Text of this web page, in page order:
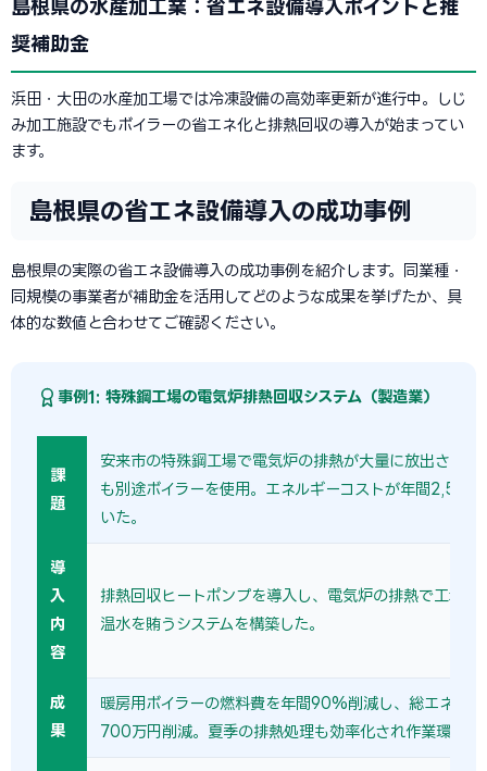
島根県の水産加工業：省エネ設備導入ポイントと推
奨補助金
浜田・大田の水産加工場では冷凍設備の高効率更新が進行中。しじ
み加工施設でもボイラーの省エネ化と排熱回収の導入が始まってい
ます。
島根県の省エネ設備導入の成功事例
島根県の実際の省エネ設備導入の成功事例を紹介します。同業種・
同規模の事業者が補助金を活用してどのような成果を挙げたか、具
体的な数値と合わせてご確認ください。
事例1: 特殊鋼工場の電気炉排熱回収システム（製造業）
課
題
安来市の特殊鋼工場で電気炉の排熱が大量に放出され、
も別途ボイラーを使用。エネルギーコストが年間2,500
いた。
導
入
内
容
排熱回収ヒートポンプを導入し、電気炉の排熱で工場暖
温水を賄うシステムを構築した。
成
果
暖房用ボイラーの燃料費を年間90%削減し、総エネルギ
700万円削減。夏季の排熱処理も効率化され作業環境が